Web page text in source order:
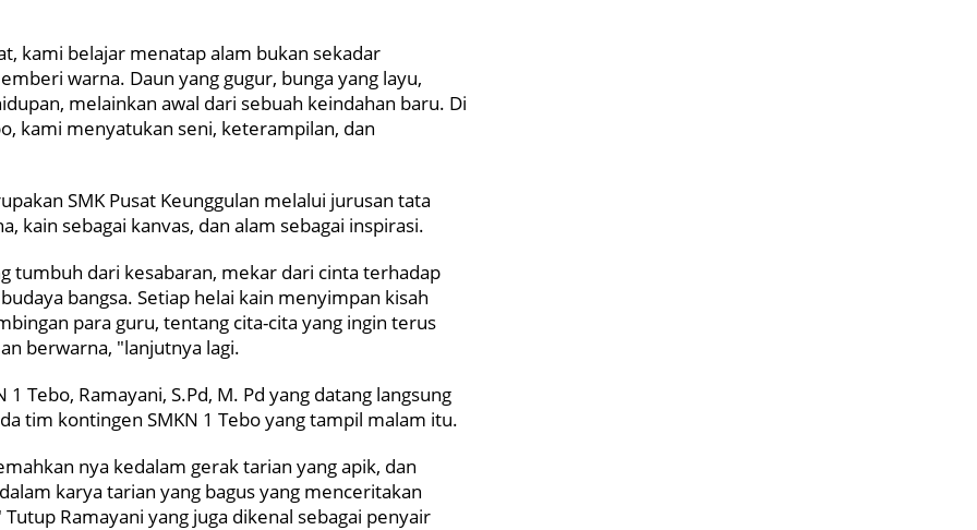
kami belajar menatap alam bukan sekadar
warna. Daun yang gugur, bunga yang layu,
melainkan awal dari sebuah keindahan baru. Di
kami menyatukan seni, keterampilan, dan
SMK Pusat Keunggulan melalui jurusan tata
kain sebagai kanvas, dan alam sebagai inspirasi.
tumbuh dari kesabaran, mekar dari cinta terhadap
bangsa. Setiap helai kain menyimpan kisah
para guru, tentang cita-cita yang ingin terus
berwarna, "lanjutnya lagi.
Tebo, Ramayani, S.Pd, M. Pd yang datang langsung
tim kontingen SMKN 1 Tebo yang tampil malam itu.
nya kedalam gerak tarian yang apik, dan
karya tarian yang bagus yang menceritakan
Ramayani yang juga dikenal sebagai penyair